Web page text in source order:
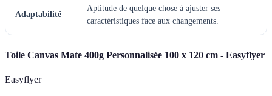
Adaptabilité
Aptitude de quelque chose à ajuster ses
caractéristiques face aux changements.
Toile Canvas Mate 400g Personnalisée 100 x 120 cm - Easyflyer
Easyflyer